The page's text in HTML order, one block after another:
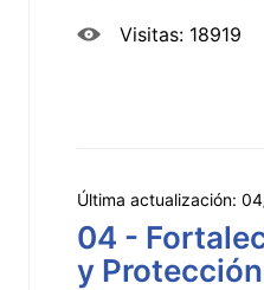
Visitas: 18919
Última actualización:
04 -
y